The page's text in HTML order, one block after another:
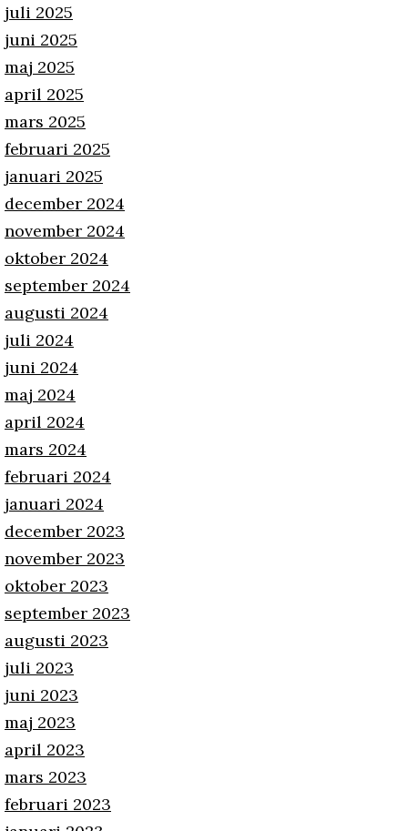
juli 2025
juni 2025
maj 2025
april 2025
mars 2025
februari 2025
januari 2025
december 2024
november 2024
oktober 2024
september 2024
augusti 2024
juli 2024
juni 2024
maj 2024
april 2024
mars 2024
februari 2024
januari 2024
december 2023
november 2023
oktober 2023
september 2023
augusti 2023
juli 2023
juni 2023
maj 2023
april 2023
mars 2023
februari 2023